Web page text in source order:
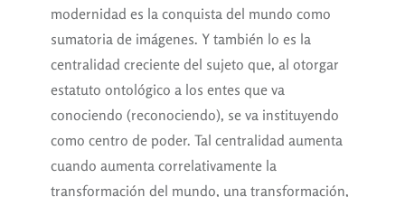
modernidad es la conquista del mundo como
sumatoria de imágenes. Y también lo es la
centralidad creciente del sujeto que, al otorgar
estatuto ontológico a los entes que va
conociendo (reconociendo), se va instituyendo
como centro de poder. Tal centralidad aumenta
cuando aumenta correlativamente la
transformación del mundo, una transformación,